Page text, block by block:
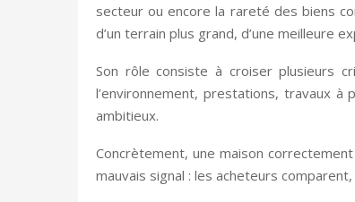
secteur ou encore la rareté des biens
d’un terrain plus grand, d’une meilleure
Son rôle consiste à croiser plusieurs
l’environnement, prestations, travaux
ambitieux.
Concrètement, une maison
mauvais signal : les acheteurs